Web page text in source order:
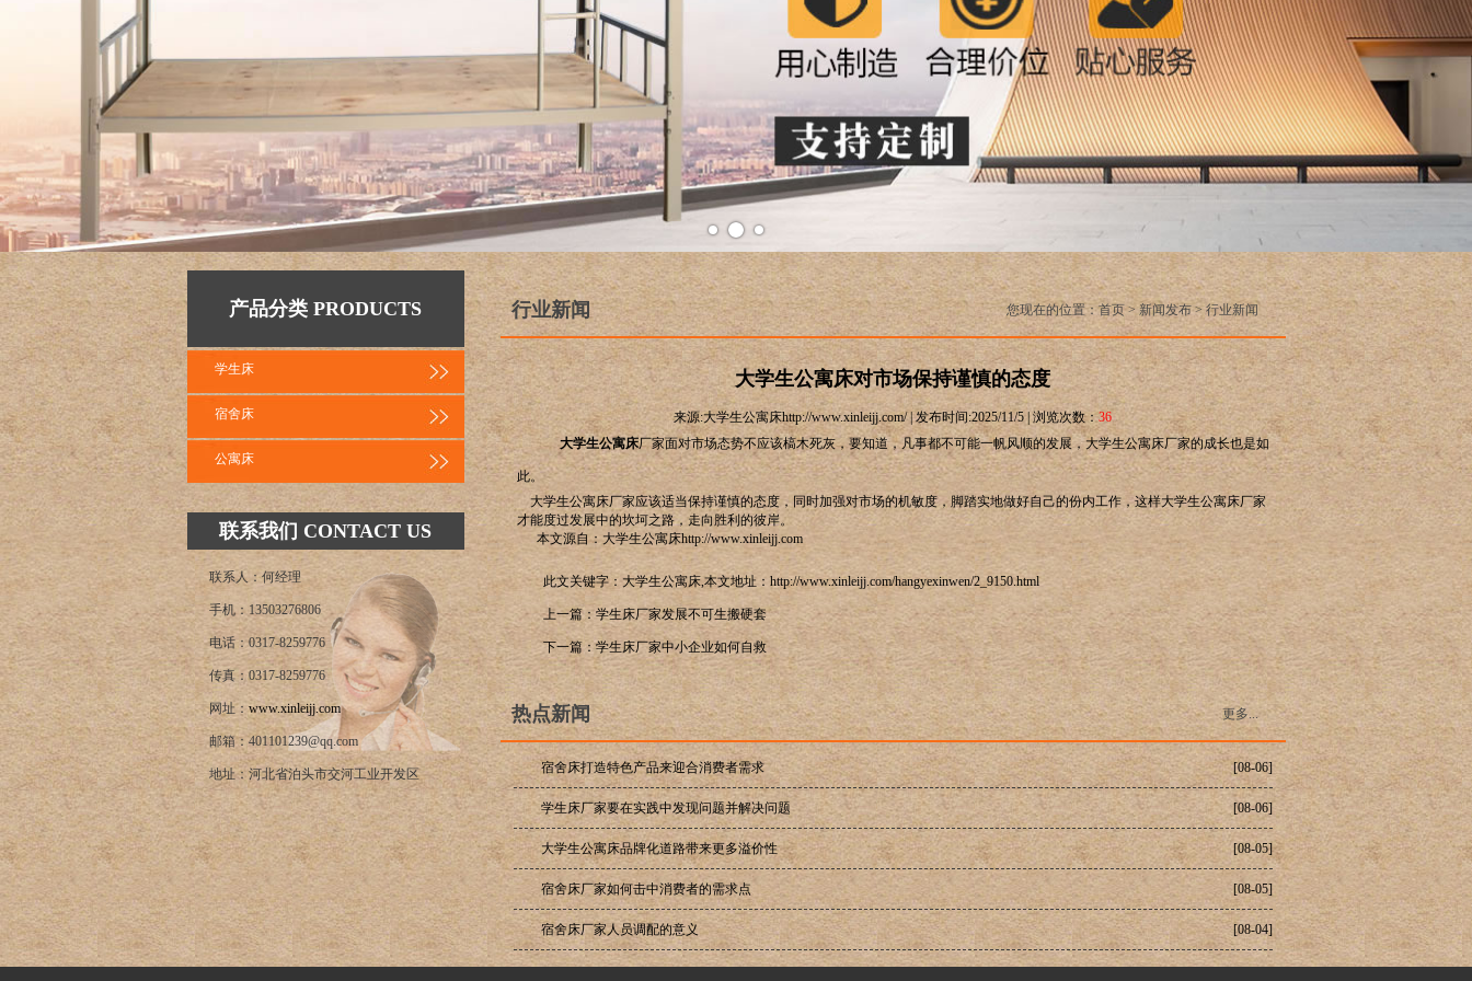
产品分类 PRODUCTS
学生床
宿舍床
公寓床
联系我们 CONTACT US
联系人：何经理
手机：13503276806
电话：0317-8259776
传真：0317-8259776
网址：www.xinleijj.com
邮箱：401101239@qq.com
地址：河北省泊头市交河工业开发区
行业新闻 您现在的位置：首页> 新闻发布> 行业新闻
大学生公寓床对市场保持谨慎的态度
来源:大学生公寓床http://www.xinleijj.com/ | 发布时间:2025/11/5 | 浏览次数：36
大学生公寓床厂家面对市场态势不应该槁木死灰，要知道，凡事都不可能一帆风顺的发展，大学生公寓床厂家的成长也是如
此。
大学生公寓床厂家应该适当保持谨慎的态度，同时加强对市场的机敏度，脚踏实地做好自己的份内工作，这样大学生公寓床厂家
才能度过发展中的坎坷之路，走向胜利的彼岸。
本文源自：大学生公寓床http://www.xinleijj.com
此文关键字：大学生公寓床,本文地址： http://www.xinleijj.com/hangyexinwen/2_9150.html
上一篇：学生床厂家发展不可生搬硬套
下一篇：学生床厂家中小企业如何自救
热点新闻 更多...
[08-06]
宿舍床打造特色产品来迎合消费者需求
[08-06]
学生床厂家要在实践中发现问题并解决问题
[08-05]
大学生公寓床品牌化道路带来更多溢价性
[08-05]
宿舍床厂家如何击中消费者的需求点
[08-04]
宿舍床厂家人员调配的意义